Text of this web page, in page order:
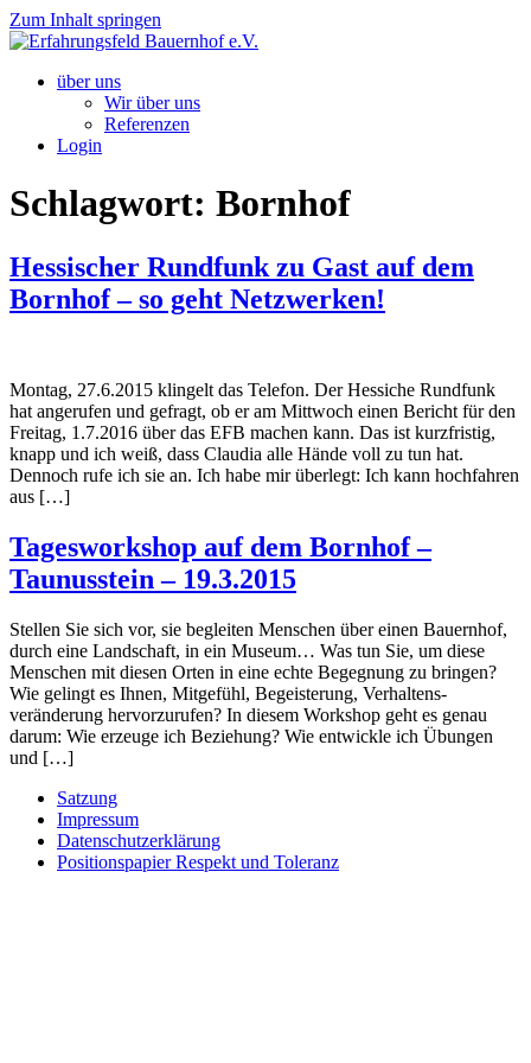
Zum Inhalt springen
über uns
Wir über uns
Referenzen
Login
Schlagwort: Bornhof
Hessischer Rundfunk zu Gast auf dem
Bornhof – so geht Netzwerken!
Montag, 27.6.2015 klingelt das Telefon. Der Hessiche Rundfunk
hat angerufen und gefragt, ob er am Mittwoch einen Bericht für den
Freitag, 1.7.2016 über das EFB machen kann. Das ist kurzfristig,
knapp und ich weiß, dass Claudia alle Hände voll zu tun hat.
Dennoch rufe ich sie an. Ich habe mir überlegt: Ich kann hochfahren
aus […]
Tagesworkshop auf dem Bornhof –
Taunusstein – 19.3.2015
Stellen Sie sich vor, sie begleiten Menschen über einen Bauernhof,
durch eine Landschaft, in ein Museum… Was tun Sie, um diese
Menschen mit diesen Orten in eine echte Begegnung zu bringen?
Wie gelingt es Ihnen, Mitgefühl, Begeisterung, Verhaltens-
veränderung hervorzurufen? In diesem Workshop geht es genau
darum: Wie erzeuge ich Beziehung? Wie entwickle ich Übungen
und […]
Satzung
Impressum
Datenschutzerklärung
Positionspapier Respekt und Toleranz